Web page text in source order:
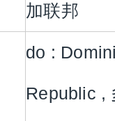
加联邦
do :
Republic ,